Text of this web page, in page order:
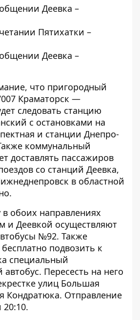
Деевка –
Пятихатки –
Деевка –
что пригородный
Краматорск —
следовать станцию
с остановками на
и станции Днепро-
коммунальный
доставлять пассажиров
со станций Деевка,
в областной
в обоих направлениях
и Деевкой осуществляют
№92. Также
подвозить к
специальный
Пересесть на него
улиц Большая
Кондратюка. Отправление
20:10.